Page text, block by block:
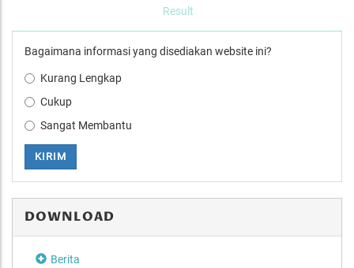
Result
Bagaimana informasi yang disediakan website ini?
Kurang Lengkap
Cukup
Sangat Membantu
KIRIM
DOWNLOAD
Berita